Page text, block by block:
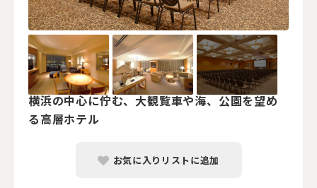
横浜の中心に佇む、大観覧車や海、公園を望め
る高層ホテル
お気に入りリストに追加